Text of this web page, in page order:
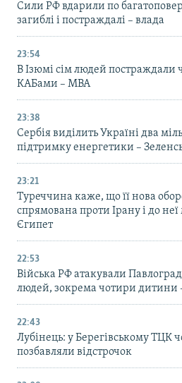
Сили РФ вдарили по
загиблі і постраждалі – влада
23:54
В Ізюмі сім людей постраждали
КАБами – МВА
23:38
Сербія виділить Україні два
підтримку енергетики –
23:21
Туреччина каже, що її нова
спрямована проти Ірану і до
Єгипет
22:53
Війська РФ атакували
людей, зокрема чотири дитини
22:43
Лубінець: у Берегівському ТЦК
позбавляли відстрочок